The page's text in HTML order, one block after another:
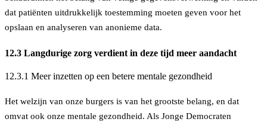
dat patiënten uitdrukkelijk toestemming moeten geven voor het
opslaan en analyseren van anonieme data.
12.3 Langdurige zorg verdient in deze tijd meer aandacht
12.3.1 Meer inzetten op een betere mentale gezondheid
Het welzijn van onze burgers is van het grootste belang, en dat
omvat ook onze mentale gezondheid. Als Jonge Democraten